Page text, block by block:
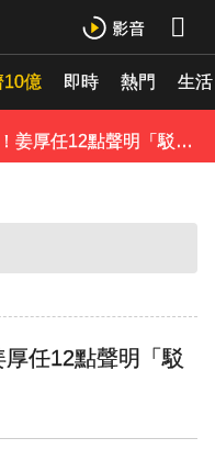
10億 即時 熱門 生活
下大小事！
任12點聲明「駁